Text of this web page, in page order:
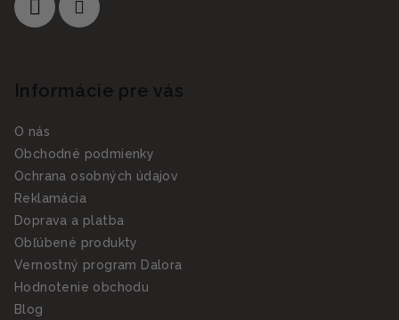
Informácie pre vás
O nás
Obchodné podmienky
Ochrana osobných údajov
Reklamácia
Doprava a platba
Obľúbené produkty
Vernostný program Dalora
Hodnotenie obchodu
Blog